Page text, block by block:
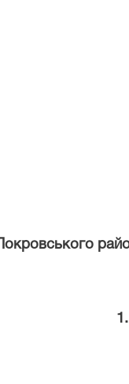
Покровського